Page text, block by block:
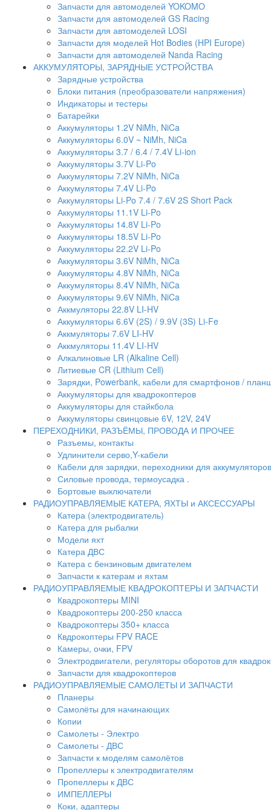
Запчасти для автомоделей YOKOMO
Запчасти для автомоделей GS Racing
Запчасти для автомоделей LOSI
Запчасти для моделей Hot Bodies (HPI Europe)
Запчасти для автомоделей Nanda Racing
АККУМУЛЯТОРЫ, ЗАРЯДНЫЕ УСТРОЙСТВА
Зарядные устройства
Блоки питания (преобразователи напряжения)
Индикаторы и тестеры
Батарейки
Аккумуляторы 1.2V NiMh, NiCa
Аккумуляторы 6.0V ~ NiMh, NiCa
Аккумуляторы 3.7 / 6.4 / 7.4V Li-ion
Аккумуляторы 3.7V Li-Po
Аккумуляторы 7.2V NiMh, NiCa
Аккумуляторы 7.4V Li-Po
Аккумуляторы Li-Po 7.4 / 7.6V 2S Short Pack
Аккумуляторы 11.1V Li-Po
Аккумуляторы 14.8V Li-Po
Аккумуляторы 18.5V Li-Po
Аккумуляторы 22.2V Li-Po
Аккумуляторы 3.6V NiMh, NiCa
Аккумуляторы 4.8V NiMh, NiCa
Аккумуляторы 8.4V NiMh, NiCa
Аккумуляторы 9.6V NiMh, NiCa
Аккмуляторы 22.8V LI-HV
Аккумуляторы 6.6V (2S) / 9.9V (3S) Li-Fe
Аккмуляторы 7.6V LI-HV
Аккмуляторы 11.4V LI-HV
Алкалиновые LR (Alkaline Cell)
Литиевые CR (Lithium Сell)
Зарядки, Powerbank, кабели для смартфонов /
Аккумуляторы для квадрокоптеров
Аккумуляторы для стайкбола
Аккумуляторы свинцовые 6V, 12V, 24V
ПЕРЕХОДНИКИ, РАЗЪЁМЫ, ПРОВОДА И ПРОЧЕЕ
Разъемы, контакты
Удлинители серво,Y-кабели
Кабели для зарядки, переходники для аккумуляторов
Силовые провода, термоусадка .
Бортовые выключатели
РАДИОУПРАВЛЯЕМЫЕ КАТЕРА, ЯХТЫ и АКСЕССУАРЫ
Катера (электродвигатель)
Катера для рыбалки
Модели яхт
Катера ДВС
Катера с бензиновым двигателем
Запчасти к катерам и яхтам
РАДИОУПРАВЛЯЕМЫЕ КВАДРОКОПТЕРЫ И ЗАПЧАСТИ
Квадрокоптеры MINI
Квадрокоптеры 200-250 класса
Квадрокоптеры 350+ класса
Квдрокоптеры FPV RACE
Камеры, очки, FPV
Электродвигатели, регуляторы оборотов для
Запчасти для квадрокоптеров
РАДИОУПРАВЛЯЕМЫЕ САМОЛЕТЫ И ЗАПЧАСТИ
Планеры
Самолёты для начинающих
Копии
Самолеты - Электро
Самолеты - ДВС
Запчасти к моделям самолётов
Пропеллеры к электродвигателям
Пропеллеры к ДВС
ИМПЕЛЛЕРЫ
Коки, адаптеры